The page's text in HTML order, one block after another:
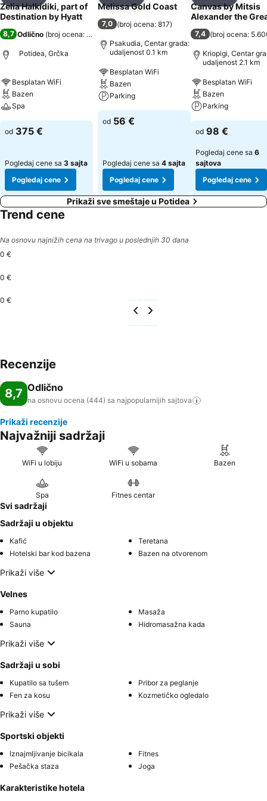
Zelia Halkidiki, part of
Destination by Hyatt
8,7 Odlično (broj ocena: 444
Potidea, Grčka
Besplatan WiFi
Bazen
Spa
od 375 €
Pogledaj cene sa 3 sajta
Pogledaj cene
Melissa Gold Coast
7,0 (broj ocena: 817)
Psakudia, Centar grada:
udaljenost 0.1 km
Besplatan WiFi
Bazen
Parking
od 56 €
Pogledaj cene sa 4 sajta
Pogledaj cene
Canvas by Mitsis
Alexander the
7,4 (broj ocena:
Kriopigi, Centar
udaljenost 2.1 km
Besplatan WiFi
Bazen
Parking
od 98 €
Pogledaj cene sa 6
sajtova
Pogledaj cene
Prikaži sve smeštaje u Potidea
Trend cene
Na osnovu najnižih cena na trivago u poslednjih 30 dana
0 €
0 €
0 €
Recenzije
8,7 Odlično
na osnovu ocena (444) sa najpopularnijih sajtova
Prikaži recenzije
Najvažniji sadržaji
WiFi u lobiju WiFi u sobama Bazen
Spa Fitnes centar
Svi sadržaji
Sadržaji u objektu
Kafić
Teretana
Hotelski bar kod bazena
Bazen na otvorenom
Prikaži više
Velnes
Parno kupatilo
Masaža
Sauna
Hidromasažna kada
Prikaži više
Sadržaji u sobi
Kupatilo sa tušem
Pribor za peglanje
Fen za kosu
Kozmetičko ogledalo
Prikaži više
Sportski objekti
Iznajmljivanje bicikala
Fitnes
Pešačka staza
Joga
Karakteristike hotela